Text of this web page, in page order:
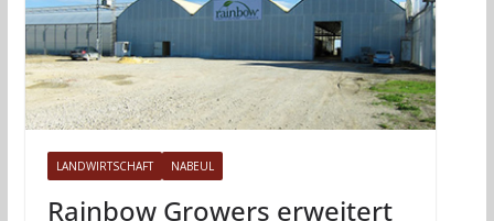
LANDWIRTSCHAFT NABEUL
Rainbow Growers erweitert